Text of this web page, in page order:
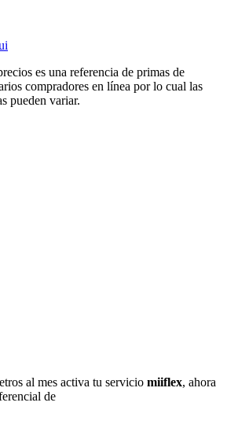
es una referencia de primas de
compradores en línea por lo cual las
pueden variar.
al mes activa tu servicio miiflex, ahora
de